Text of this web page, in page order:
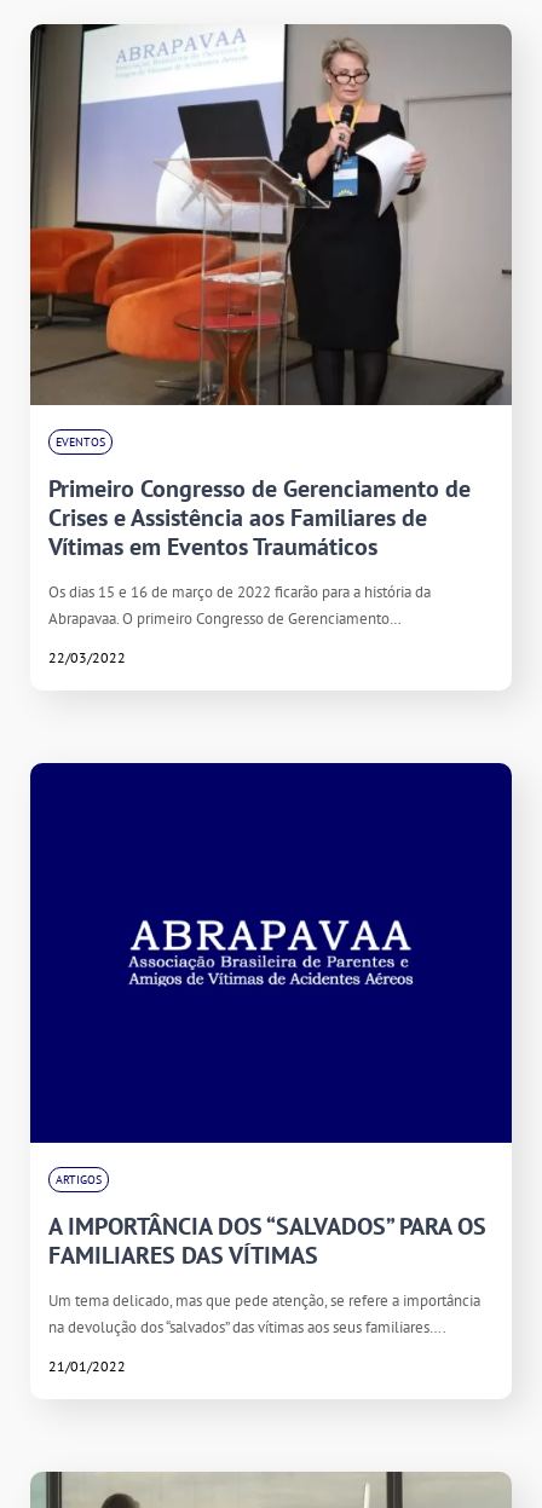
EVENTOS
Primeiro Congresso de Gerenciamento de
Crises e Assistência aos Familiares de
Vítimas em Eventos Traumáticos
Os dias 15 e 16 de março de 2022 ficarão para a história da
Abrapavaa. O primeiro Congresso de Gerenciamento…
22/03/2022
ARTIGOS
A IMPORTÂNCIA DOS “SALVADOS” PARA OS
FAMILIARES DAS VÍTIMAS
Um tema delicado, mas que pede atenção, se refere a importância
na devolução dos “salvados” das vítimas aos seus familiares….
21/01/2022